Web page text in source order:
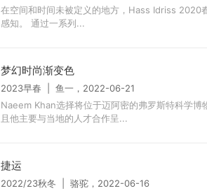
在空间和时间未被定义的地方，Hass Idriss 2020
感知。 通过一系列...
梦幻时尚渐变色
2023早春 | 鱼一，2022-06-21
Naeem Khan选择将位于迈阿密的弗罗斯特科学博
且他主要与当地的人才合作呈...
捷运
2022/23秋冬 | 骆驼，2022-06-16